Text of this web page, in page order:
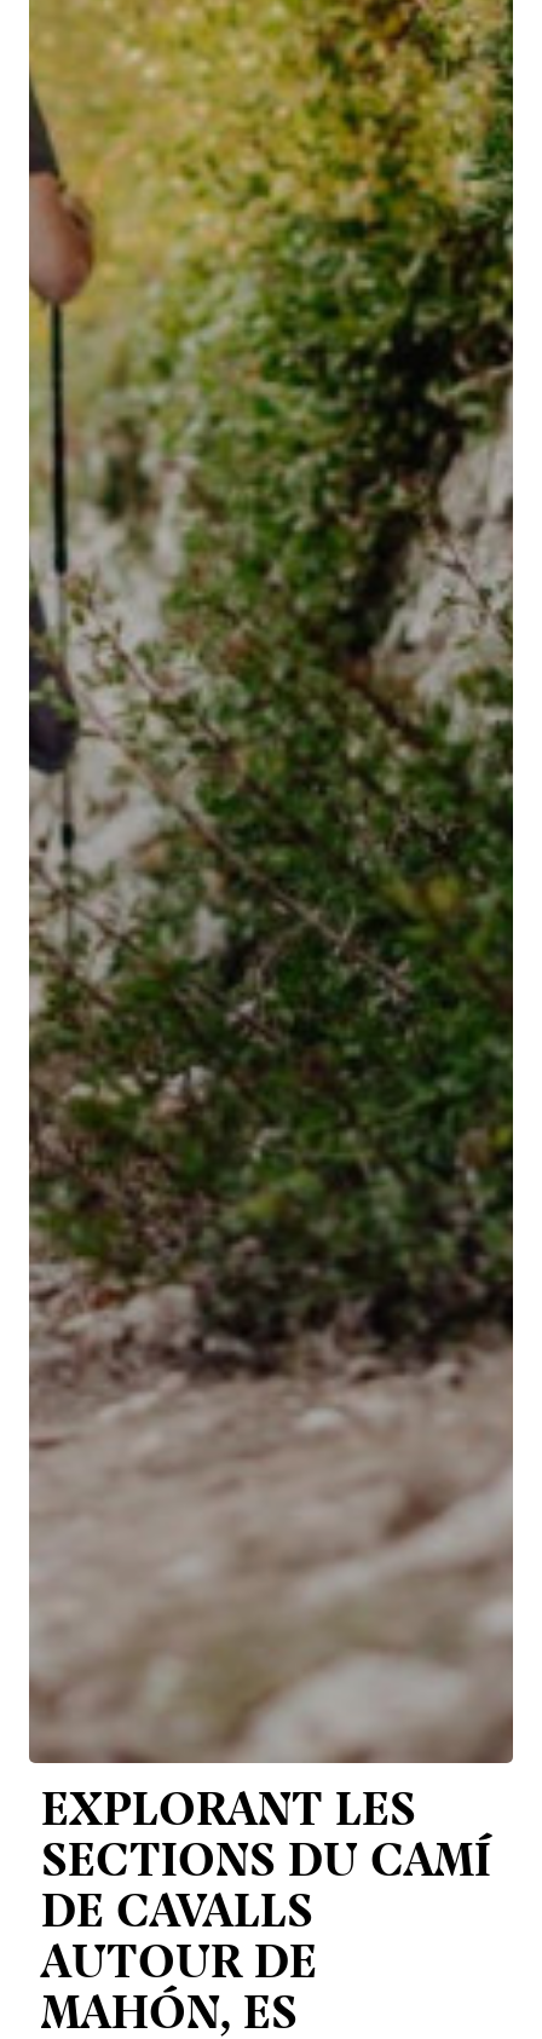
EXPLORANT LES
SECTIONS DU CAMÍ
DE CAVALLS
AUTOUR DE
MAHÓN, ES